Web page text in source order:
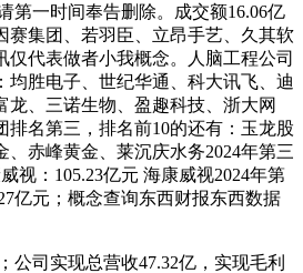
第一时间奉告删除。成交额16.06亿
赛集团、若羽臣、立昂手艺、久其软
仅代表做者小我概念。人脑工程公司
均胜电子、世纪华通、科大讯飞、迪
龙、三诺生物、盈趣科技、浙大网
排名第三，排名前10的还有：玉龙股
、赤峰黄金、莱沉庆水务2024年第三
视：105.23亿元 海康威视2024年第
亿元；概念查询东西财报东西数据
司实现总营收47.32亿，实现毛利